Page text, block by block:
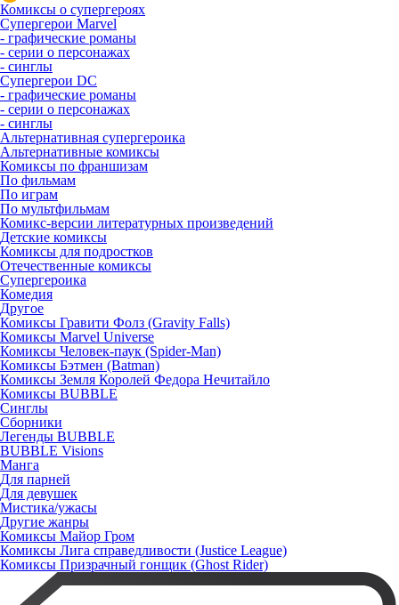
Комиксы о супергероях
Супергерои Marvel
- графические романы
- серии о персонажах
- синглы
Супергерои DC
- графические романы
- серии о персонажах
- синглы
Альтернативная супергероика
Альтернативные комиксы
Комиксы по франшизам
По фильмам
По играм
По мультфильмам
Комикс-версии литературных произведений
Детские комиксы
Комиксы для подростков
Отечественные комиксы
Супергероика
Комедия
Другое
Комиксы Гравити Фолз (Gravity Falls)
Комиксы Marvel Universe
Комиксы Человек-паук (Spider-Man)
Комиксы Бэтмен (Batman)
Комиксы Земля Королей Федора Нечитайло
Комиксы BUBBLE
Синглы
Сборники
Легенды BUBBLE
BUBBLE Visions
Манга
Для парней
Для девушек
Мистика/ужасы
Другие жанры
Комиксы Майор Гром
Комиксы Лига справедливости (Justice League)
Комиксы Призрачный гонщик (Ghost Rider)